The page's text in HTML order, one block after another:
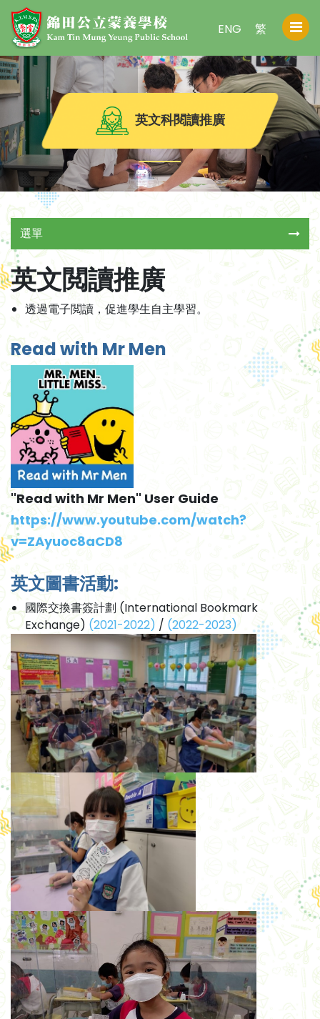
繁
ENG
英文科閱讀推廣
選單
英文閲讀推廣
透過電子閲讀，促進學生自主學習。
Read with Mr Men
''Read with Mr Men'' User Guide
https://www.youtube.com/watch?
v=ZAyuoc8aCD8
英文圖書活動:
國際交換書簽計劃 (International Bookmark
Exchange) (2021-2022) / (2022-2023)